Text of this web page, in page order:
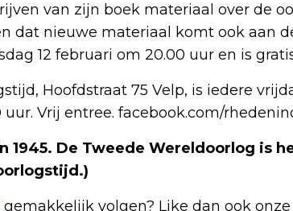
van zijn boek materiaal over de
dat nieuwe materiaal komt ook aan
12 februari om 20.00 uur en is
Hoofdstraat 75 Velp, is iedere
uur. Vrij entree. facebook.com/
1945. De Tweede Wereldoorlog is
gemakkelijk volgen? Like dan ook onze